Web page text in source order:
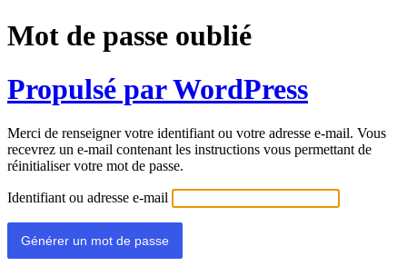
Mot de passe oublié
Propulsé par WordPress
Merci de renseigner votre identifiant ou votre adresse e-mail. Vous
recevrez un e-mail contenant les instructions vous permettant de
réinitialiser votre mot de passe.
Identifiant ou adresse e-mail